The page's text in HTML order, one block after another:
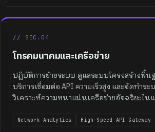
// SEC.04
โทรคมนาคมและเครือข่าย
ปฏิบัติการย้ายระบบ ดูแลระบบโครงสร้างพื้
บริการเชื่อมต่อ API ความเร็วสูง และจัดทำร
วิเคราะห์ความหนาแน่นเครือข่ายอัจฉริยะใน
Network Analytics High-Speed API Gateway